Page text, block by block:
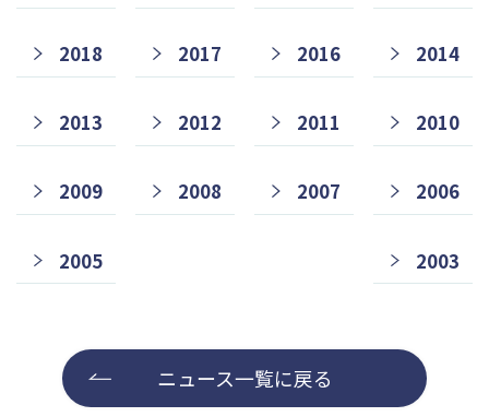
2018 2017 2016 2014
2013 2012 2011 2010
2009 2008 2007 2006
2005 2003
ニュース一覧に戻る